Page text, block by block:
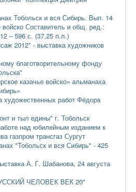
Тобольск и вся Сибирь. Вып. 14
войско Составитель и общ. ред.:
– 596 с. (37,25 п.л.)
2012" - выставка художников
благотворительному фонду
казачье войско» альманаха
художественных работ Фёдора
и тыл едины" г. Тобольск
над юбилейным изданием к
газпром трансгаз Сургут
"Тобольск и вся Сибирь" - 425
А. Г. Шабанова, 24 августа
ЧЕЛОВЕК ВЕК 20"